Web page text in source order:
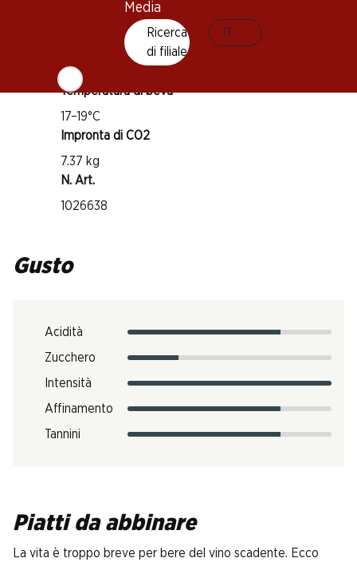
Media
Ricerca
di filiale
Riconoscimenti
Mundus Vini: Best Producer Austria
Temperatura di beva
17–19°C
Impronta di CO2
7.37 kg
N. Art.
1026638
Gusto
Acidità
Zucchero
Intensità
Affinamento
Tannini
Piatti da abbinare
La vita è troppo breve per bere del vino scadente. Ecco